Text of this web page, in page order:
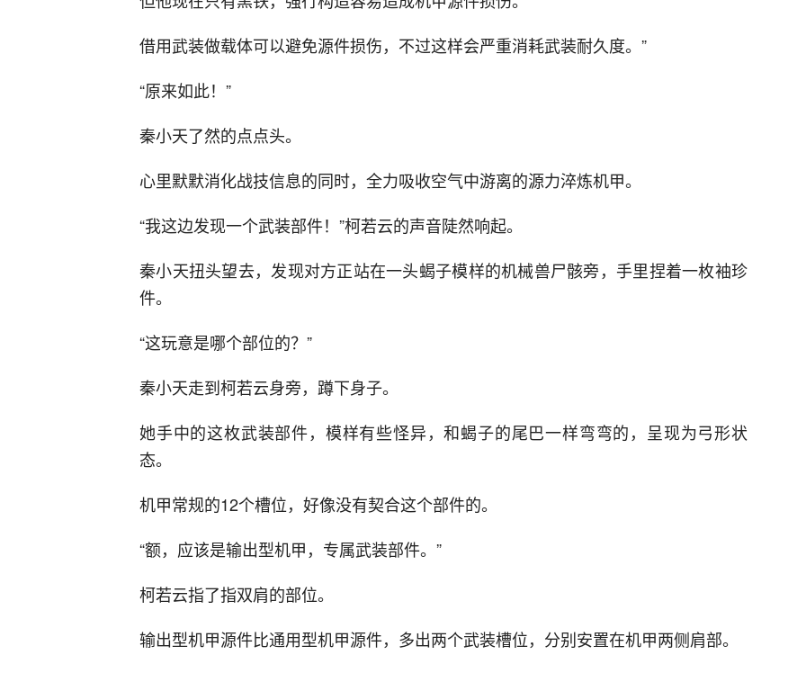
借用武装做载体可以避免源件损伤，不过这样会严重消耗武装耐久度。”
“原来如此！”
秦小天了然的点点头。
心里默默消化战技信息的同时，全力吸收空气中游离的源力淬炼机甲。
“我这边发现一个武装部件！”柯若云的声音陡然响起。
秦小天扭头望去，发现对方正站在一头蝎子模样的机械兽尸骸旁，手里捏着一枚袖珍
件。
“这玩意是哪个部位的？”
秦小天走到柯若云身旁，蹲下身子。
她手中的这枚武装部件，模样有些怪异，和蝎子的尾巴一样弯弯的，呈现为弓形状
态。
机甲常规的12个槽位，好像没有契合这个部件的。
“额，应该是输出型机甲，专属武装部件。”
柯若云指了指双肩的部位。
输出型机甲源件比通用型机甲源件，多出两个武装槽位，分别安置在机甲两侧肩部。